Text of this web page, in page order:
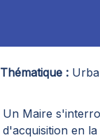
Thématique
Un Maire
d'acquisition en